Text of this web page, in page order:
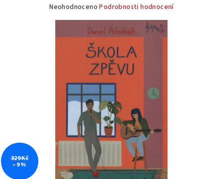
Průměrné
Neohodnoceno Podrobnosti hodnocení
329 Kč
–9 %